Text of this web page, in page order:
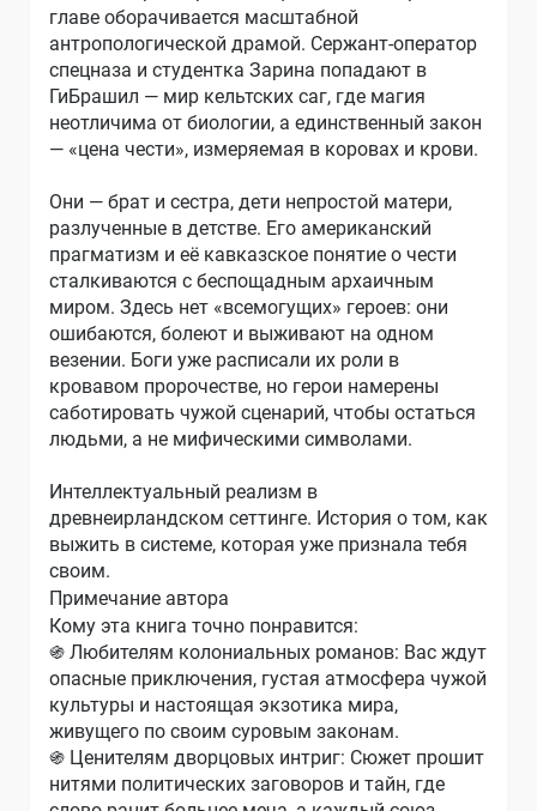
главе оборачивается масштабной
антропологической драмой. Сержант-оператор
спецназа и студентка Зарина попадают в
ГиБрашил — мир кельтских саг, где магия
неотличима от биологии, а единственный закон
— «цена чести», измеряемая в коровах и крови.
Они — брат и сестра, дети непростой матери,
разлученные в детстве. Его американский
прагматизм и её кавказское понятие о чести
сталкиваются с беспощадным архаичным
миром. Здесь нет «всемогущих» героев: они
ошибаются, болеют и выживают на одном
везении. Боги уже расписали их роли в
кровавом пророчестве, но герои намерены
саботировать чужой сценарий, чтобы остаться
людьми, а не мифическими символами.
Интеллектуальный реализм в
древнеирландском сеттинге. История о том, как
выжить в системе, которая уже признала тебя
своим.
Примечание автора
Кому эта книга точно понравится:
֍ Любителям колониальных романов: Вас ждут
опасные приключения, густая атмосфера чужой
культуры и настоящая экзотика мира,
живущего по своим суровым законам.
֍ Ценителям дворцовых интриг: Сюжет прошит
нитями политических заговоров и тайн, где